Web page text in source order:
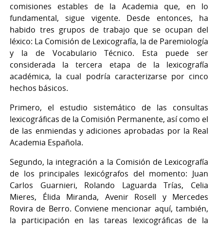
comisiones estables de la Academia que, en lo
fundamental, sigue vigente. Desde entonces, ha
habido tres grupos de trabajo que se ocupan del
léxico: La Comisión de Lexicografía, la de Paremiología
y la de Vocabulario Técnico. Esta puede ser
considerada la tercera etapa de la lexicografía
académica, la cual podría caracterizarse por cinco
hechos básicos.
Primero, el estudio sistemático de las consultas
lexicográficas de la Comisión Permanente, así como el
de las enmiendas y adiciones aprobadas por la Real
Academia Española.
Segundo, la integración a la Comisión de Lexicografía
de los principales lexicógrafos del momento: Juan
Carlos Guarnieri, Rolando Laguarda Trías, Celia
Mieres, Élida Miranda, Avenir Rosell y Mercedes
Rovira de Berro. Conviene mencionar aquí, también,
la participación en las tareas lexicográficas de la